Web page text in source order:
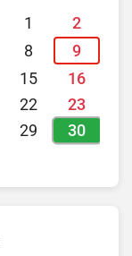
1
2
8
9
15
16
22
23
29 30